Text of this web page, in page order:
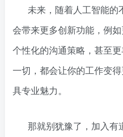
未来，随着人工智能的
会带来更多创新功能，例
个性化的沟通策略，甚至
一切，都会让你的工作变
具专业魅力。
那就别犹豫了，加入有